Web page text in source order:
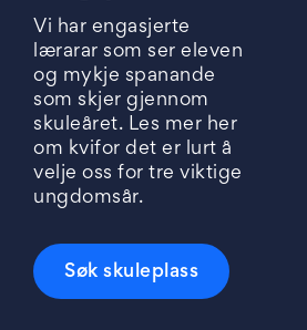
Vi har engasjerte
lærarar som ser eleven
og mykje spanande
som skjer gjennom
skuleåret. Les mer her
om kvifor det er lurt å
velje oss for tre viktige
ungdomsår.
Søk skuleplass